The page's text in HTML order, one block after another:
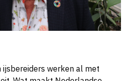
ijsbereiders werken al met